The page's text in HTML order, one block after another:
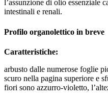
l’assunzione di olio essenziale
intestinali e renali.
Profilo organolettico in breve
Caratteristiche:
arbusto dalle numerose foglie
scuro nella pagina superiore e
fiori sono azzurro-violetto,